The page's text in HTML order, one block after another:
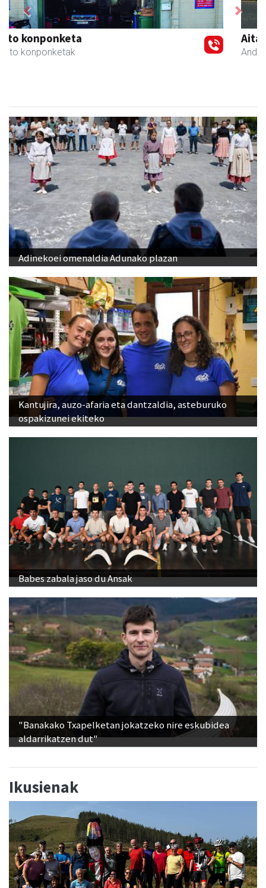
Aita Larramendi Ikastola
Andoain - Hezkuntza
Previous Next
Adinekoei omenaldia Adunako plazan
Kantujira, auzo-afaria eta dantzaldia, asteburuko
ospakizunei ekiteko
Babes zabala jaso du Ansak
"Banakako Txapelketan jokatzeko nire eskubidea
aldarrikatzen dut"
Ikusienak